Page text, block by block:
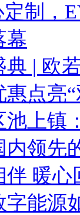
定制，
幕
典 | 欧
点亮“
池上镇
内领先
伴 暖
字能源